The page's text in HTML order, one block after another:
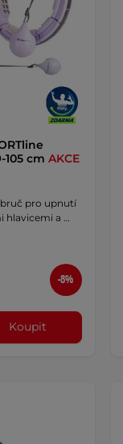
cm AKCE
pro upnutí
hlavicemi a …
-8%
Koupit